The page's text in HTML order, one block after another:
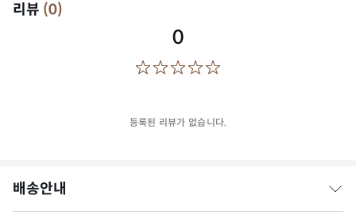
리뷰 (0)
0
등록된 리뷰가 없습니다.
배송안내